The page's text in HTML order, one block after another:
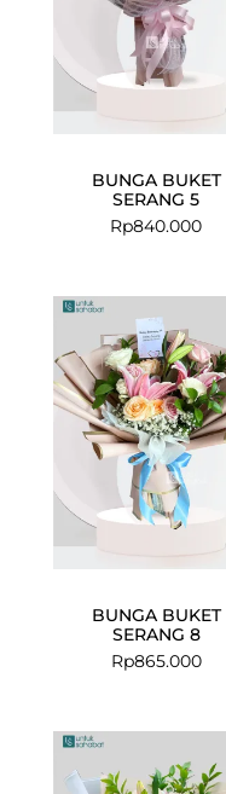
BUNGA BUKET
SERANG 5
Rp840.000
BUNGA BUKET
SERANG 8
Rp865.000